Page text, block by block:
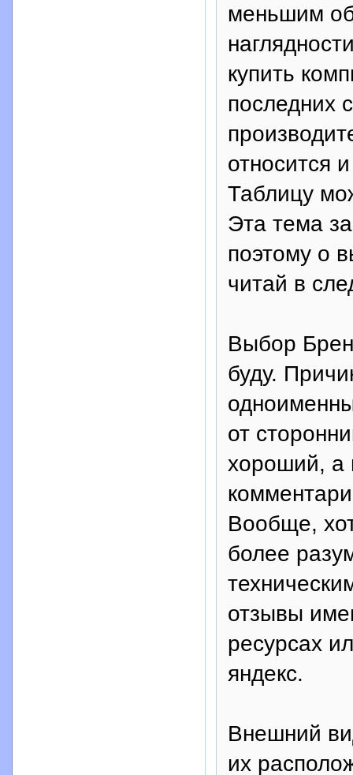
меньшим
купить
последних
относится
Таблицу
Эта тема
поэтому о
читай в
Выбор
буду.
от
хороший, а
Вообще,
более
отзывы
ресурсах
яндекс.
Внешний
их